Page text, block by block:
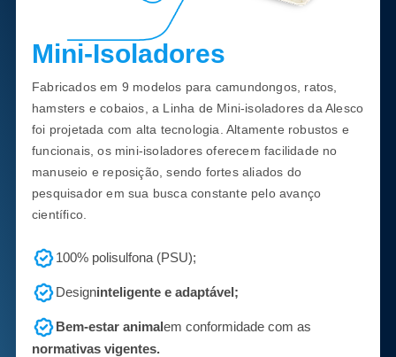
Mini-Isoladores
Fabricados em 9 modelos para camundongos, ratos,
hamsters e cobaios, a Linha de Mini-isoladores da Alesco
foi projetada com alta tecnologia. Altamente robustos e
funcionais, os mini-isoladores oferecem facilidade no
manuseio e reposição, sendo fortes aliados do
pesquisador em sua busca constante pelo avanço
científico.
100% polisulfona (PSU);
Designinteligente e adaptável;
Bem-estar animalem conformidade com as
normativas vigentes.